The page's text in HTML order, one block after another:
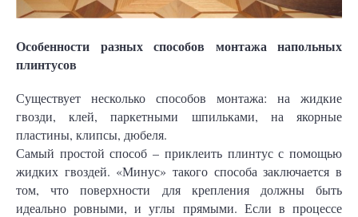
Особенности разных способов монтажа напольных
плинтусов
Существует несколько способов монтажа: на жидкие
гвозди, клей, паркетными шпильками, на якорные
пластины, клипсы, дюбеля.
Самый простой способ – приклеить плинтус с помощью
жидких гвоздей. «Минус» такого способа заключается в
том, что поверхности для крепления должны быть
идеально ровными, и углы прямыми. Если в процессе